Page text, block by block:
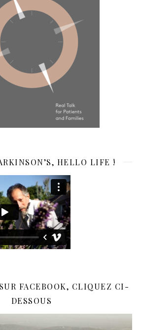
HELLO LIFE !
FACEBOOK, CLIQUEZ CI-
DESSOUS